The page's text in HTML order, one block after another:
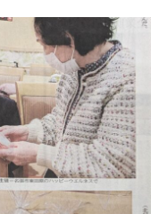
ケアマネジャー